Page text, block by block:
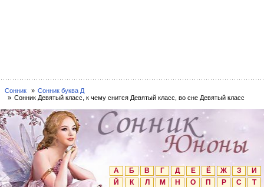
Сонник
Сонник буква Д
Сонник Девятый класс, к чему снится Девятый класс, во сне Девятый класс
А Б В Г Д Е Ё Ж З
И
Й
К Л М Н О П Р С
Т